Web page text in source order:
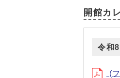
開館カ
令和
(